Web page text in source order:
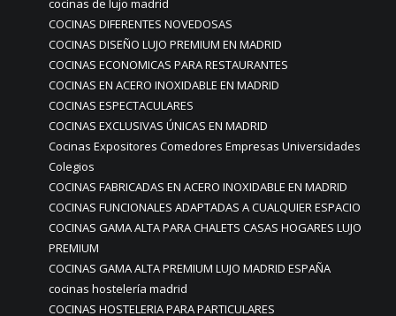
cocinas de lujo madrid
COCINAS DIFERENTES NOVEDOSAS
COCINAS DISEÑO LUJO PREMIUM EN MADRID
COCINAS ECONOMICAS PARA RESTAURANTES
COCINAS EN ACERO INOXIDABLE EN MADRID
COCINAS ESPECTACULARES
COCINAS EXCLUSIVAS ÚNICAS EN MADRID
Cocinas Expositores Comedores Empresas Universidades
Colegios
COCINAS FABRICADAS EN ACERO INOXIDABLE EN MADRID
COCINAS FUNCIONALES ADAPTADAS A CUALQUIER ESPACIO
COCINAS GAMA ALTA PARA CHALETS CASAS HOGARES LUJO
PREMIUM
COCINAS GAMA ALTA PREMIUM LUJO MADRID ESPAÑA
cocinas hostelería madrid
COCINAS HOSTELERIA PARA PARTICULARES